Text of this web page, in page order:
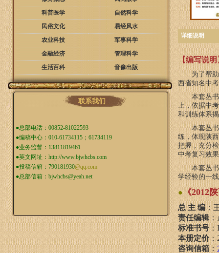
科普医学
自然科学
民俗文化
易经风水
农业科技
军事科学
金融经济
管理科学
生活百科
音像出版
联系我们
●总部电话：00852-81022593
●编稿中心：010-61734115；61734119
●业务监督：13811819461
●英文网址： http://www.bjwhcbs.com
●投稿信箱： 790181930@qq.com
●总部信箱： bjwhcbs@yeah.net
详细说明
【编写说明
为了帮
西省知名中
本套丛书
上，依据中
和训练体系
本套丛
练，体现陕
把握，充分
中考复习效
本套丛
学经验的一
●《2012
总 主 编：
责任编辑：
标准书号：
本册定价：
咨询信箱：